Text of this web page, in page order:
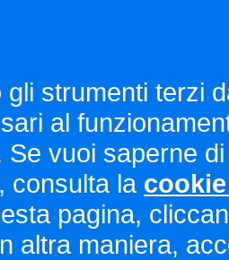
strumenti terzi
al
Se vuoi saperne
consulta la
pagina,
altra maniera,